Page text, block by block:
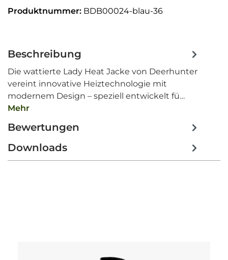
Produktnummer: BDB00024-blau-36
Beschreibung
Die wattierte Lady Heat Jacke von Deerhunter
vereint innovative Heiztechnologie mit
modernem Design – speziell entwickelt fü…
Mehr
Bewertungen
Downloads